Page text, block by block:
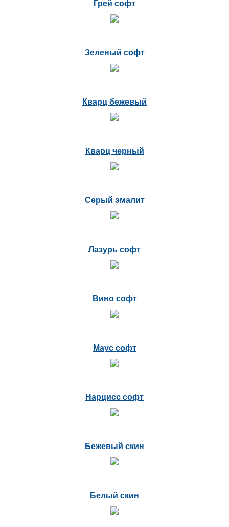
Грей софт
Зеленый софт
Кварц бежевый
Кварц черный
Серый эмалит
Лазурь софт
Вино софт
Маус софт
Нарцисс софт
Бежевый скин
Белый скин